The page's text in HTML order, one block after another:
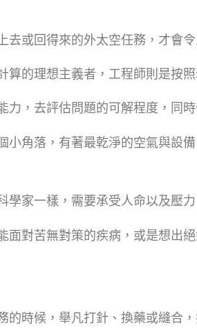
去或回得來的外太空任務，才會
算的理想主義者，工程師則是按
力，去評估問題的可解程度，同
小角落，有著最乾淨的空氣與設
學家一樣，需要承受人命以及壓
面對苦無對策的疾病，或是想出
的時候，舉凡打針、換藥或縫合